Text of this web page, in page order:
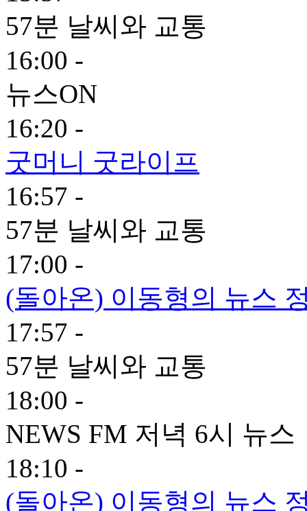
57분 날씨와 교통
16:00 -
뉴스ON
16:20 -
굿머니 굿라이프
16:57 -
57분 날씨와 교통
17:00 -
(돌아온) 이동형의 뉴스
17:57 -
57분 날씨와 교통
18:00 -
NEWS FM 저녁 6시 뉴스
18:10 -
(돌아온) 이동형의 뉴스